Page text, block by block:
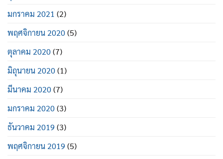
มกราคม 2021 (2)
พฤศจิกายน 2020(5)
ตุลาคม 2020(7)
มิถุนายน 2020(1)
มีนาคม 2020(7)
มกราคม 2020(3)
ธันวาคม 2019 (3)
พฤศจิกายน 2019 (5)